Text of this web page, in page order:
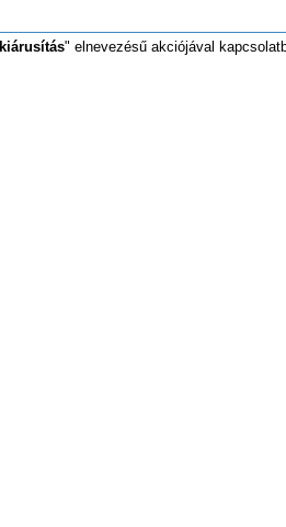
kiárusítás" elnevezésű akciójával